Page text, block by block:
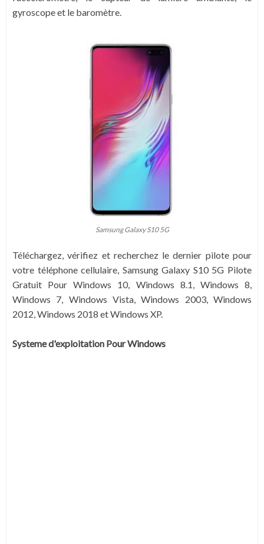
gyroscope et le baromètre.
Samsung Galaxy S10 5G
Téléchargez, vérifiez et recherchez le dernier pilote pour
votre téléphone cellulaire, Samsung Galaxy S10 5G Pilote
Gratuit Pour Windows 10, Windows 8.1, Windows 8,
Windows 7, Windows Vista, Windows 2003, Windows
2012, Windows 2018 et Windows XP.
Systeme d'exploitation Pour Windows